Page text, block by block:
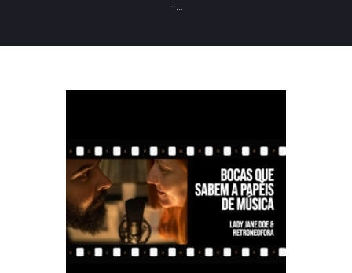
–...
B
R
I
C
S
A